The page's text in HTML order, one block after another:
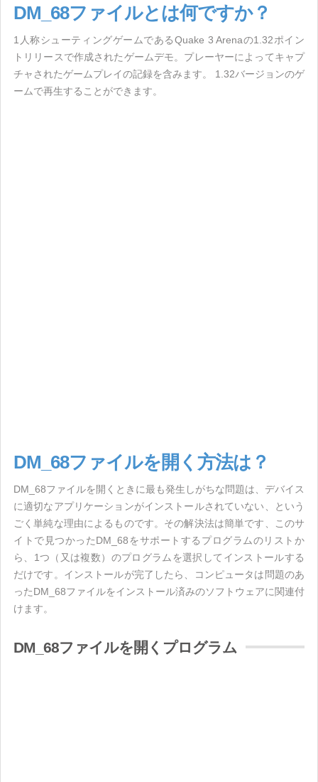
DM_68ファイルとは何ですか？
1人称シューティングゲームであるQuake 3 Arenaの1.32ポイン
トリリースで作成されたゲームデモ。プレーヤーによってキャプ
チャされたゲームプレイの記録を含みます。 1.32バージョンのゲ
ームで再生することができます。
DM_68ファイルを開く方法は？
DM_68ファイルを開くときに最も発生しがちな問題は、デバイス
に適切なアプリケーションがインストールされていない、という
ごく単純な理由によるものです。その解決法は簡単です、このサ
イトで見つかったDM_68をサポートするプログラムのリストか
ら、1つ（又は複数）のプログラムを選択してインストールする
だけです。インストールが完了したら、コンピュータは問題のあ
ったDM_68ファイルをインストール済みのソフトウェアに関連付
けます。
DM_68ファイルを開くプログラム